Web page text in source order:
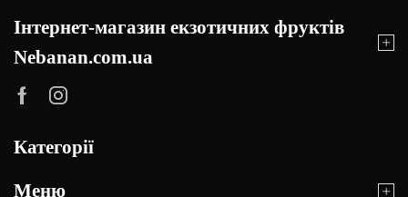
Інтернет-магазин екзотичних фруктів
Nebanan.com.ua
Категорії
Меню